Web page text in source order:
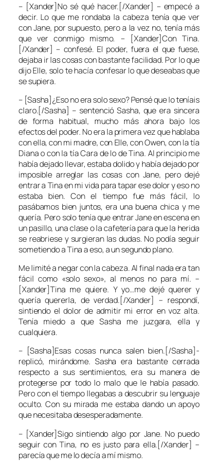
– [Xander]No sé qué hacer.[/Xander] – empecé a
decir. Lo que me rondaba la cabeza tenía que ver
conJane, por supuesto, pero a la vez no, tenía más
que ver conmigo mismo. – [Xander]Con Tina.
[/Xander] – confesé. El poder, fuera el que fuese,
dejaba ir las cosas con bastante facilidad. Por lo que
dijoElle, solo te hacía confesar lo que deseabas que
se supiera.
– [Sasha]¿Eso no era solo sexo? Pensé que lo teníais
claro.[/Sasha] – sentencióSasha, que era sincera
de forma habitual, mucho más ahora bajo los
efectos del poder. No era la primera vez que hablaba
con ella, con mi madre, con Elle, conOwen, con la tía
Dianao con la tíaCara de lo deTina. Al principio me
había dejado llevar, estaba dolido y había dejado por
imposible arreglar las cosas con Jane, pero dejé
entrar a Tinaen mi vida para tapar ese dolor y eso no
estaba bien. Con el tiempo fue más fácil, lo
pasábamos bien juntos, era una buena chica y me
quería. Pero solo tenía que entrarJaneen escena en
un pasillo, una clase o la cafetería para que la herida
se reabriese y surgieran las dudas. No podía seguir
sometiendo aTinaa eso, a un segundo plano.
Me limité a negar con la cabeza. Al final nada era tan
fácil como «solo sexo», al menos no para mí. –
[Xander]Tina me quiere. Y yo…me dejé querer y
quería quererla, de verdad.[/Xander] – respondí,
sintiendo el dolor de admitir mi error en voz alta.
Tenía miedo a queSasha me juzgara, ella y
cualquiera.
– [Sasha]Esas cosas nunca salen bien.[/Sasha]-
replicó, mirándome. Sasha era bastante cerrada
respecto a sus sentimientos, era su manera de
protegerse por todo lo malo que le había pasado.
Pero con el tiempo llegabas a descubrir su lenguaje
oculto. Con su mirada me estaba dando un apoyo
que necesitaba desesperadamente.
– [Xander]Sigo sintiendo algo por Jane. No puedo
seguir conTina, no es justo para ella.[/Xander] –
parecía que me lo decía a mí mismo.